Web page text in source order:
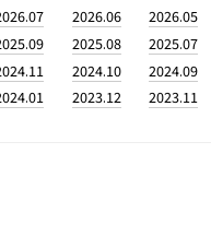
2026.06 2026.05
2025.08 2025.07
2024.10 2024.09
2023.12 2023.11